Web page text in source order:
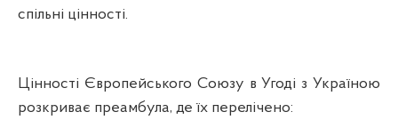
спільні цінності.
Цінності Європейського Союзу в Угоді з Україною
розкриває преамбула, де їх перелічено: